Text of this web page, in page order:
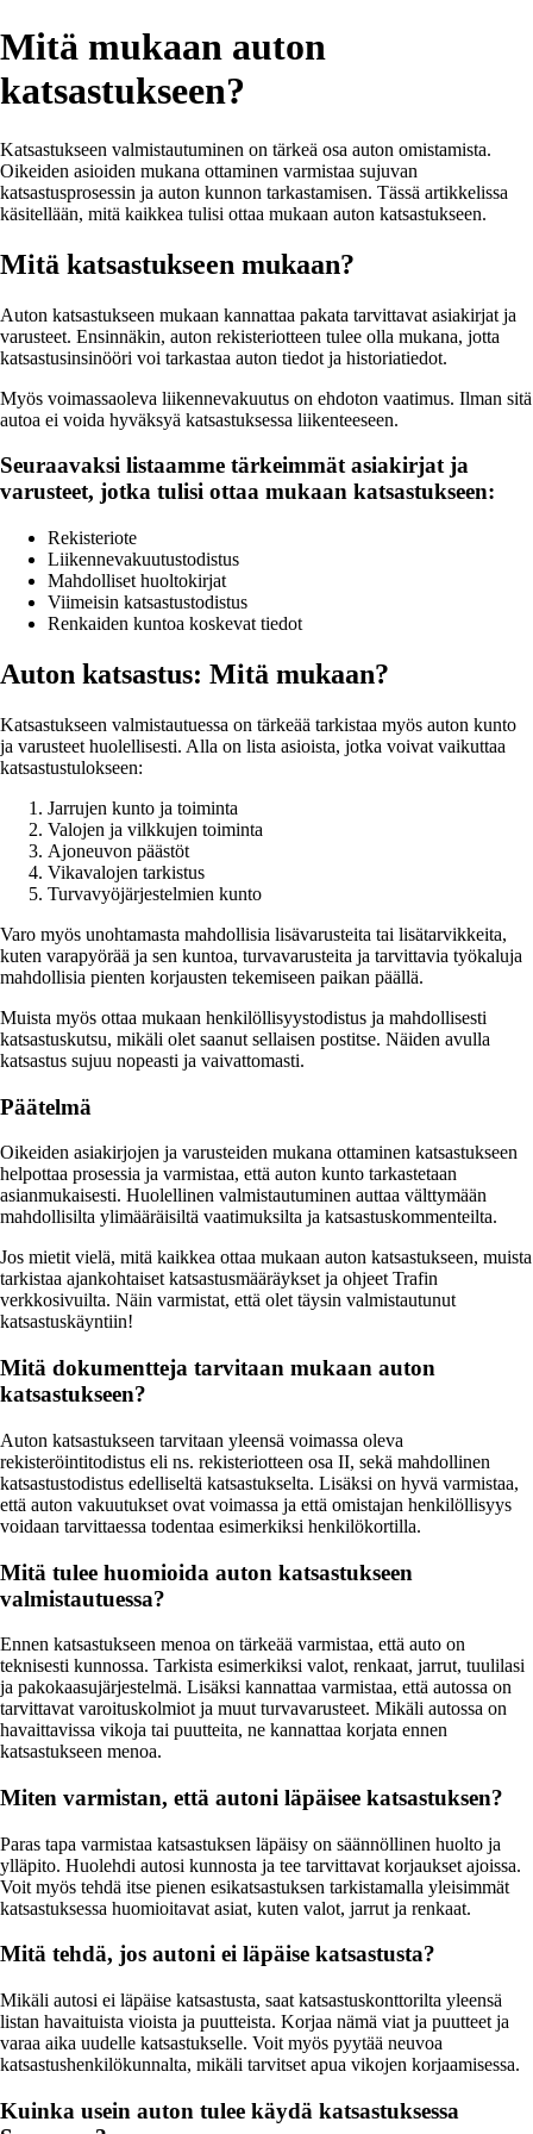
Mitä mukaan auton
katsastukseen?
Katsastukseen valmistautuminen on tärkeä osa auton omistamista.
Oikeiden asioiden mukana ottaminen varmistaa sujuvan
katsastusprosessin ja auton kunnon tarkastamisen. Tässä artikkelissa
käsitellään, mitä kaikkea tulisi ottaa mukaan auton katsastukseen.
Mitä katsastukseen mukaan?
Auton katsastukseen mukaan kannattaa pakata tarvittavat asiakirjat ja
varusteet. Ensinnäkin, auton rekisteriotteen tulee olla mukana, jotta
katsastusinsinööri voi tarkastaa auton tiedot ja historiatiedot.
Myös voimassaoleva liikennevakuutus on ehdoton vaatimus. Ilman sitä
autoa ei voida hyväksyä katsastuksessa liikenteeseen.
Seuraavaksi listaamme tärkeimmät asiakirjat ja
varusteet, jotka tulisi ottaa mukaan katsastukseen:
Rekisteriote
Liikennevakuutustodistus
Mahdolliset huoltokirjat
Viimeisin katsastustodistus
Renkaiden kuntoa koskevat tiedot
Auton katsastus: Mitä mukaan?
Katsastukseen valmistautuessa on tärkeää tarkistaa myös auton kunto
ja varusteet huolellisesti. Alla on lista asioista, jotka voivat vaikuttaa
katsastustulokseen:
Jarrujen kunto ja toiminta
Valojen ja vilkkujen toiminta
Ajoneuvon päästöt
Vikavalojen tarkistus
Turvavyöjärjestelmien kunto
Varo myös unohtamasta mahdollisia lisävarusteita tai lisätarvikkeita,
kuten varapyörää ja sen kuntoa, turvavarusteita ja tarvittavia työkaluja
mahdollisia pienten korjausten tekemiseen paikan päällä.
Muista myös ottaa mukaan henkilöllisyystodistus ja mahdollisesti
katsastuskutsu, mikäli olet saanut sellaisen postitse. Näiden avulla
katsastus sujuu nopeasti ja vaivattomasti.
Päätelmä
Oikeiden asiakirjojen ja varusteiden mukana ottaminen katsastukseen
helpottaa prosessia ja varmistaa, että auton kunto tarkastetaan
asianmukaisesti. Huolellinen valmistautuminen auttaa välttymään
mahdollisilta ylimääräisiltä vaatimuksilta ja katsastuskommenteilta.
Jos mietit vielä, mitä kaikkea ottaa mukaan auton katsastukseen, muista
tarkistaa ajankohtaiset katsastusmääräykset ja ohjeet Trafin
verkkosivuilta. Näin varmistat, että olet täysin valmistautunut
katsastuskäyntiin!
Mitä dokumentteja tarvitaan mukaan auton
katsastukseen?
Auton katsastukseen tarvitaan yleensä voimassa oleva
rekisteröintitodistus eli ns. rekisteriotteen osa II, sekä mahdollinen
katsastustodistus edelliseltä katsastukselta. Lisäksi on hyvä varmistaa,
että auton vakuutukset ovat voimassa ja että omistajan henkilöllisyys
voidaan tarvittaessa todentaa esimerkiksi henkilökortilla.
Mitä tulee huomioida auton katsastukseen
valmistautuessa?
Ennen katsastukseen menoa on tärkeää varmistaa, että auto on
teknisesti kunnossa. Tarkista esimerkiksi valot, renkaat, jarrut, tuulilasi
ja pakokaasujärjestelmä. Lisäksi kannattaa varmistaa, että autossa on
tarvittavat varoituskolmiot ja muut turvavarusteet. Mikäli autossa on
havaittavissa vikoja tai puutteita, ne kannattaa korjata ennen
katsastukseen menoa.
Miten varmistan, että autoni läpäisee katsastuksen?
Paras tapa varmistaa katsastuksen läpäisy on säännöllinen huolto ja
ylläpito. Huolehdi autosi kunnosta ja tee tarvittavat korjaukset ajoissa.
Voit myös tehdä itse pienen esikatsastuksen tarkistamalla yleisimmät
katsastuksessa huomioitavat asiat, kuten valot, jarrut ja renkaat.
Mitä tehdä, jos autoni ei läpäise katsastusta?
Mikäli autosi ei läpäise katsastusta, saat katsastuskonttorilta yleensä
listan havaituista vioista ja puutteista. Korjaa nämä viat ja puutteet ja
varaa aika uudelle katsastukselle. Voit myös pyytää neuvoa
katsastushenkilökunnalta, mikäli tarvitset apua vikojen korjaamisessa.
Kuinka usein auton tulee käydä katsastuksessa